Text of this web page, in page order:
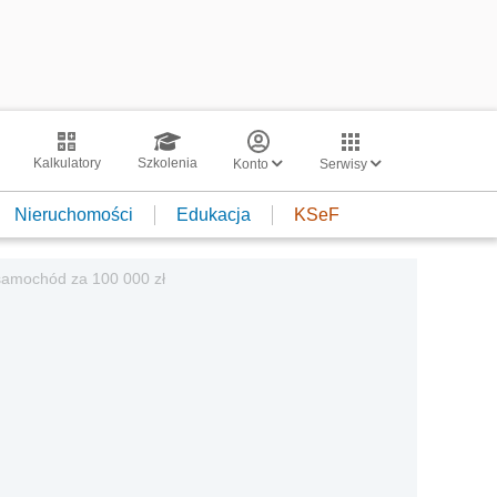
Kalkulatory Szkolenia Konto Serwisy
Nieruchomości Edukacja KSeF
za 100 000 zł